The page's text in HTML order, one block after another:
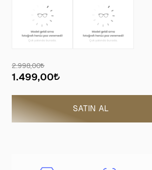
2.998,00
1.499,00
SATIN AL